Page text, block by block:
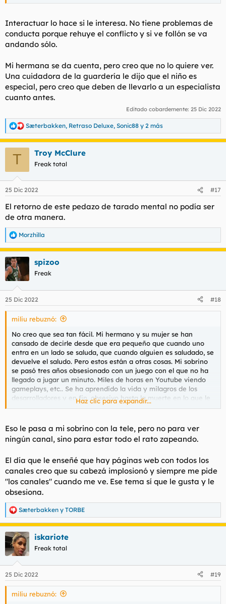
Interactuar lo hace si le interesa. No tiene problemas de
conducta porque rehuye el conflicto y si ve follón se va
andando sólo.
Mi hermana se da cuenta, pero creo que no lo quiere ver.
Una cuidadora de la guardería le dijo que el niño es
especial, pero creo que deben de llevarlo a un especialista
cuanto antes.
Editado cobardemente: 25 Dic 2022
R
e
a
e
:
Sæterbakken, Retraso Deluxe, Sonic88 y 2 más
T Troy McClure
Freak total
25 Dic 2022 #17
El retorno de este pedazo de tarado mental no podía ser
de otra manera.
R
e
a
c
c
i
e
s
Morzhilla
spizoo
Freak
25 Dic 2022 #18
miliu rebuznó:
No creo que sea tan fácil. Mi hermano y su mujer se han
cansado de decirle desde que era pequeño que cuando uno
entra en un lado se saluda, que cuando alguien es saludado, se
devuelve el saludo. Pero estos están a otras cosas. Mi sobrino
se pasó tres años obsesionado con un juego con el que no ha
llegado a jugar un minuto. Miles de horas en Youtube viendo
gameplays, etc.. Se ha aprendido la vida y milagros de los
desarrolladores y en fin, obsesivo hasta la muerte en lo que le
mola. No tiene una respuesta normal socialmente, o pasa de
gusta. No tiene casi amigos.
Mi hermano dice que es así pero es normal.
Haz clic para expandir...
Eso le pasa a mi sobrino con la tele, pero no para ver
ningún canal, sino para estar todo el rato zapeando.
El día que le enseñé que hay páginas web con todos los
canales creo que su cabezá implosionó y siempre me pide
"los canales" cuando me ve. Ese tema sí que le gusta y le
obsesiona.
R
e
a
c
c
i
e
s
Sæterbakken y TORBE
iskariote
Freak total
25 Dic 2022 #19
miliu rebuznó: